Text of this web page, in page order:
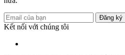
Đăng ký
Kết nối với chúng tôi